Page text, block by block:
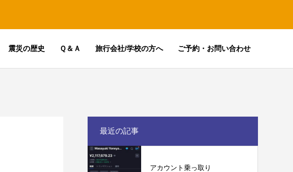
震災の歴史 Ｑ＆Ａ 旅行会社/学校の方へ ご予約・お問い合わせ
最近の記事
アカウント乗っ取り